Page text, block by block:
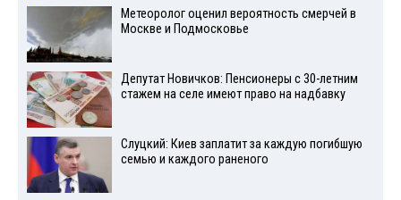
Метеоролог оценил вероятность смерчей в
Москве и Подмосковье
Депутат Новичков: Пенсионеры с 30-летним
стажем на селе имеют право на надбавку
Слуцкий: Киев заплатит за каждую погибшую
семью и каждого раненого